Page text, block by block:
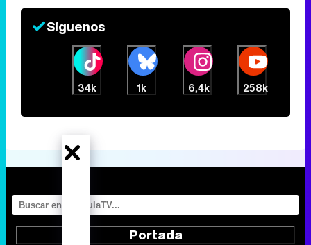
Síguenos
34k 1k 6,4k 258k
Portada